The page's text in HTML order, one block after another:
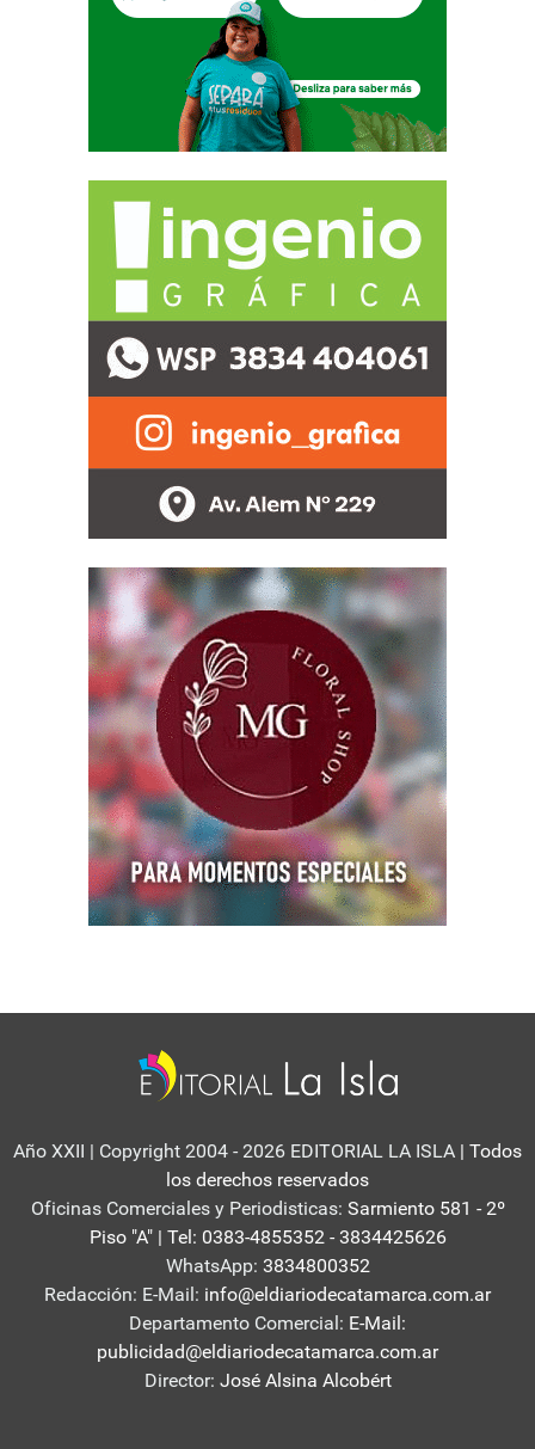
Año XXII | Copyright 2004 - 2026 EDITORIAL LA ISLA | Todos
los derechos reservados
Oficinas Comerciales y Periodisticas: Sarmiento 581 - 2º
Piso "A" | Tel: 0383-4855352 - 3834425626
WhatsApp: 3834800352
Redacción: E-Mail: info@eldiariodecatamarca.com.ar
Departamento Comercial: E-Mail:
publicidad@eldiariodecatamarca.com.ar
Director: José Alsina Alcobért